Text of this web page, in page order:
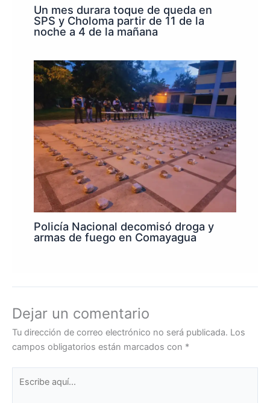
Un mes durara toque de queda en
SPS y Choloma partir de 11 de la
noche a 4 de la mañana
Policía Nacional decomisó droga y
armas de fuego en Comayagua
Dejar un comentario
Tu dirección de correo electrónico no será publicada. Los
campos obligatorios están marcados con *
aquí...